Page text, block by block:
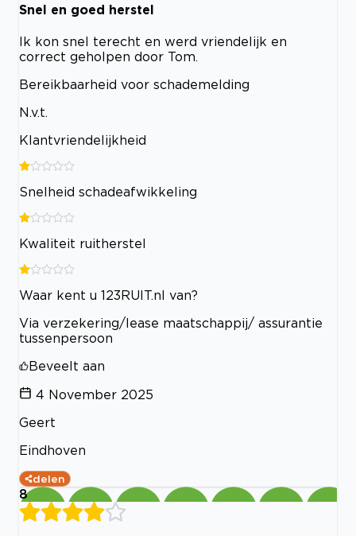
Snel en goed herstel
Ik kon snel terecht en werd vriendelijk en
correct geholpen door Tom.
Bereikbaarheid voor schademelding
N.v.t.
Klantvriendelijkheid
Snelheid schadeafwikkeling
Kwaliteit ruitherstel
Waar kent u 123RUIT.nl van?
Via verzekering/lease maatschappij/ assurantie
tussenpersoon
Beveelt aan
4 November 2025
Geert
Eindhoven
delen
8